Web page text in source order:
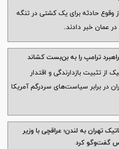
وقوع حادثه برای یک کشتی در تنگه
عمان خبر دادند.
ترامپ را به بن‌بست کشاند
از تثبیت بازدارندگی و اقتدار
در برابر سیاست‌های سردرگم آمریکا
تهران به لندن؛ عراقچی با وزیر
گفت‌وگو کرد